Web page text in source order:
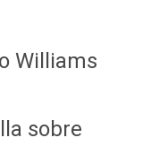
Williams
sobre